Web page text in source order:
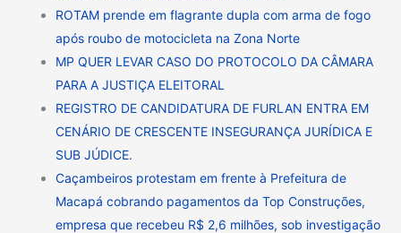
ROTAM prende em flagrante dupla com arma de fogo
após roubo de motocicleta na Zona Norte
MP QUER LEVAR CASO DO PROTOCOLO DA CÂMARA
PARA A JUSTIÇA ELEITORAL
REGISTRO DE CANDIDATURA DE FURLAN ENTRA EM
CENÁRIO DE CRESCENTE INSEGURANÇA JURÍDICA E
SUB JÚDICE.
Caçambeiros protestam em frente à Prefeitura de
Macapá cobrando pagamentos da Top Construções,
empresa que recebeu R$ 2,6 milhões, sob investigação